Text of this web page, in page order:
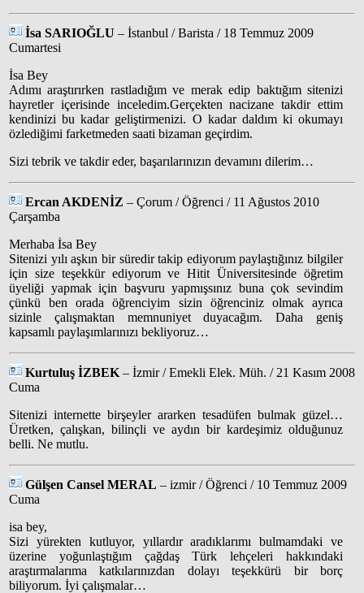
İsa SARIOĞLU – İstanbul / Barista / 18 Temmuz 2009
Cumartesi
İsa Bey
Adımı araştırırken rastladığım ve merak edip baktığım sitenizi
hayretler içerisinde inceledim.Gerçekten nacizane takdir ettim
kendinizi bu kadar geliştirmenizi. O kadar daldım ki okumayı
özlediğimi farketmeden saati bizaman geçirdim.
Sizi tebrik ve takdir eder, başarılarınızın devamını dilerim…
Ercan AKDENİZ – Çorum / Öğrenci / 11 Ağustos 2010
Çarşamba
Merhaba İsa Bey
Sitenizi yılı aşkın bir süredir takip ediyorum paylaştığınız bilgiler
için size teşekkür ediyorum ve Hitit Üniversitesinde öğretim
üyeliği yapmak için başvuru yapmışsınız buna çok sevindim
çünkü ben orada öğrenciyim sizin öğrenciniz olmak ayrıca
sizinle çalışmaktan memnuniyet duyacağım. Daha geniş
kapsamlı paylaşımlarınızı bekliyoruz…
Kurtuluş İZBEK – İzmir / Emekli Elek. Müh. / 21 Kasım 2008
Cuma
Sitenizi internette birşeyler ararken tesadüfen bulmak güzel…
Üretken, çalışkan, bilinçli ve aydın bir kardeşimiz olduğunuz
belli. Ne mutlu.
Gülşen Cansel MERAL – izmir / Öğrenci / 10 Temmuz 2009
Cuma
isa bey,
Sizi yürekten kutluyor, yıllardır aradıklarımı bulmamdaki ve
üzerine yoğunlaştığım çağdaş Türk lehçeleri hakkındaki
araştırmalarıma katkılarınızdan dolayı teşekkürü bir borç
biliyorum. İyi çalışmalar…